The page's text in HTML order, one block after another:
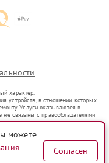
характер.
устройств, в отношении которых
Услуги оказываются в
связаны с правообладателями
оборот в соответствии
услуг или введения
о предоставляемых услугах по
можете
Согласен